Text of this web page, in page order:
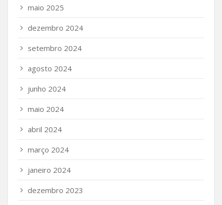
maio 2025
dezembro 2024
setembro 2024
agosto 2024
junho 2024
maio 2024
abril 2024
março 2024
janeiro 2024
dezembro 2023